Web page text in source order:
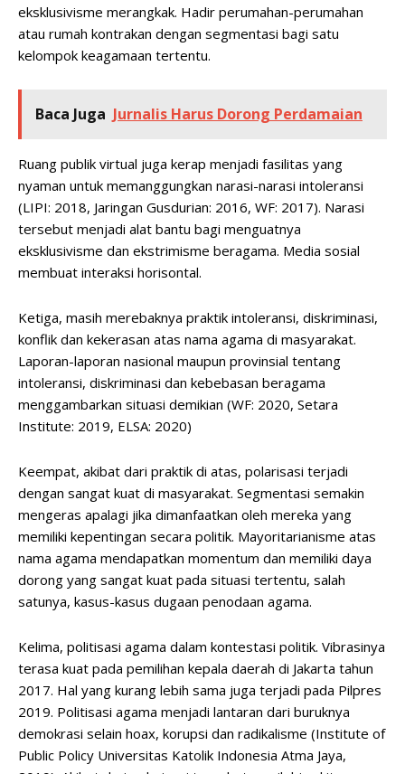
eksklusivisme merangkak. Hadir perumahan-perumahan
atau rumah kontrakan dengan segmentasi bagi satu
kelompok keagamaan tertentu.
Baca Juga Jurnalis Harus Dorong Perdamaian
Ruang publik virtual juga kerap menjadi fasilitas yang
nyaman untuk memanggungkan narasi-narasi intoleransi
(LIPI: 2018, Jaringan Gusdurian: 2016, WF: 2017). Narasi
tersebut menjadi alat bantu bagi menguatnya
eksklusivisme dan ekstrimisme beragama. Media sosial
membuat interaksi horisontal.
Ketiga, masih merebaknya praktik intoleransi, diskriminasi,
konflik dan kekerasan atas nama agama di masyarakat.
Laporan-laporan nasional maupun provinsial tentang
intoleransi, diskriminasi dan kebebasan beragama
menggambarkan situasi demikian (WF: 2020, Setara
Institute: 2019, ELSA: 2020)
Keempat, akibat dari praktik di atas, polarisasi terjadi
dengan sangat kuat di masyarakat. Segmentasi semakin
mengeras apalagi jika dimanfaatkan oleh mereka yang
memiliki kepentingan secara politik. Mayoritarianisme atas
nama agama mendapatkan momentum dan memiliki daya
dorong yang sangat kuat pada situasi tertentu, salah
satunya, kasus-kasus dugaan penodaan agama.
Kelima, politisasi agama dalam kontestasi politik. Vibrasinya
terasa kuat pada pemilihan kepala daerah di Jakarta tahun
2017. Hal yang kurang lebih sama juga terjadi pada Pilpres
2019. Politisasi agama menjadi lantaran dari buruknya
demokrasi selain hoax, korupsi dan radikalisme (Institute of
Public Policy Universitas Katolik Indonesia Atma Jaya,